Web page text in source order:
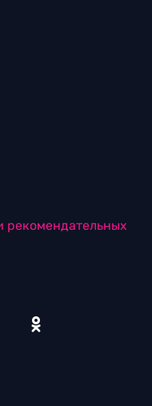
рекомендательных